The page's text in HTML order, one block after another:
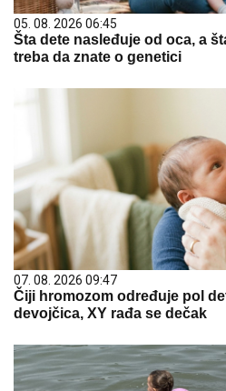
05. 08. 2026 06:45
Šta dete nasleđuje od oca, a
treba da znate o genetici
07. 08. 2026 09:47
Čiji hromozom određuje pol
devojčica, XY rađa se dečak